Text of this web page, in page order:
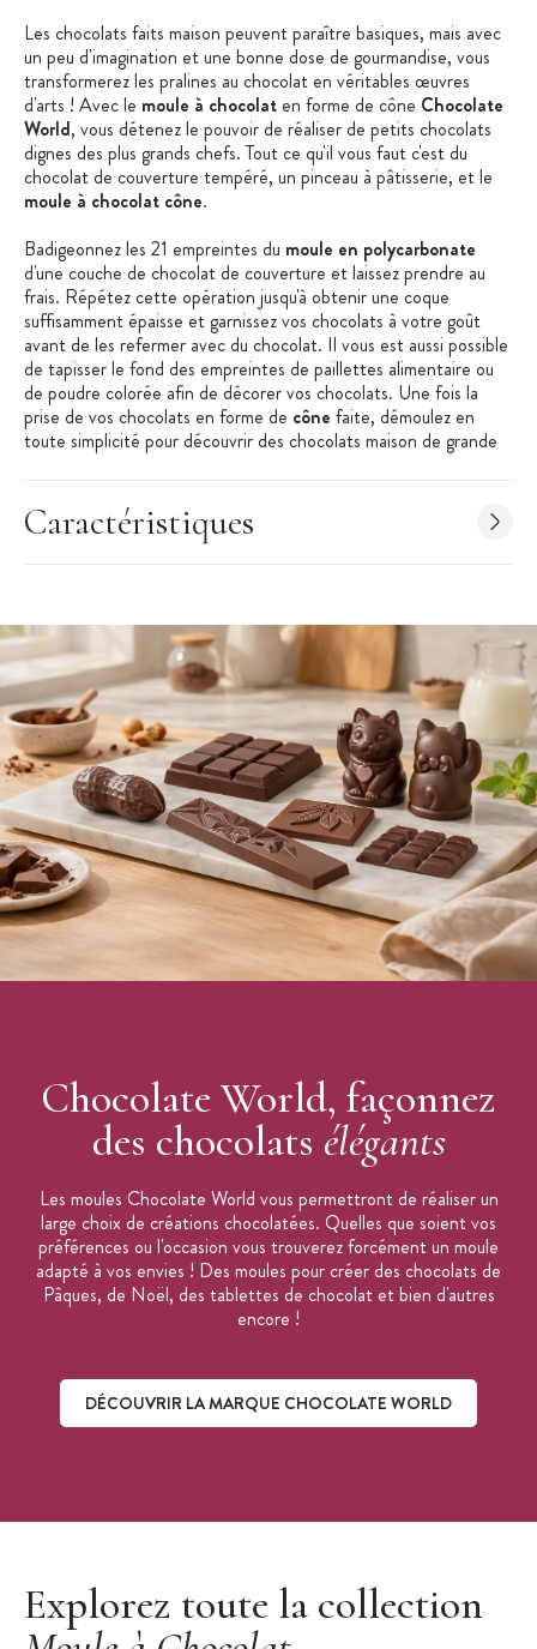
Les chocolats faits maison peuvent paraître basiques, mais avec
un peu d'imagination et une bonne dose de gourmandise, vous
transformerez les pralines au chocolat en véritables œuvres
d'arts ! Avec le moule à chocolat en forme de cône Chocolate
World, vous détenez le pouvoir de réaliser de petits chocolats
dignes des plus grands chefs. Tout ce qu'il vous faut c'est du
chocolat de couverture tempéré, un pinceau à pâtisserie, et le
moule à chocolat cône.
Badigeonnez les 21 empreintes du moule en polycarbonate
d'une couche de chocolat de couverture et laissez prendre au
frais. Répétez cette opération jusqu'à obtenir une coque
suffisamment épaisse et garnissez vos chocolats à votre goût
avant de les refermer avec du chocolat. Il vous est aussi possible
de tapisser le fond des empreintes de paillettes alimentaire ou
de poudre colorée afin de décorer vos chocolats. Une fois la
prise de vos chocolats en forme de cône faite, démoulez en
toute simplicité pour découvrir des chocolats maison de grande
Caractéristiques du Moule à Chocolat
Moule Chocolat
Matière : Polycarbonate
Nombre d'empreintes : 21 (3x7)
Dimensions du moulage : 29,7 mm x 29,7 mm x 25 mm
Dimension de la plaque : 275 x 135 x 40 mm
Poids du moulage final : 16,8 g
Fabrication : Belgique
Moule vendu à l'unité
Chocolate World
Caractéristiques
Chocolate World, façonnez
des chocolats élégants
Les moules Chocolate World vous permettront de réaliser un
large choix de créations chocolatées. Quelles que soient vos
préférences ou l'occasion vous trouverez forcément un moule
adapté à vos envies ! Des moules pour créer des chocolats de
Pâques, de Noël, des tablettes de chocolat et bien d'autres
encore !
DÉCOUVRIR LA MARQUE CHOCOLATE WORLD
Explorez toute la collection